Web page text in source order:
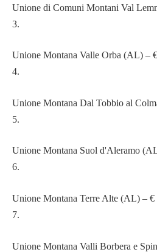
Unione di Comuni Montani Val
3.
Unione Montana Valle Orba (AL) –
4.
Unione Montana Dal Tobbio al
5.
Unione Montana Suol d'Aleramo
6.
Unione Montana Terre Alte (AL) – €
7.
Unione Montana Valli Borbera e